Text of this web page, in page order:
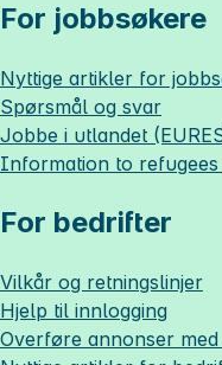
For jobbsøkere
Nyttige artikler for
Spørsmål og svar
Jobbe i utlandet
Information to
For bedrifter
Vilkår og retningslinjer
Hjelp til innlogging
Overføre annonser